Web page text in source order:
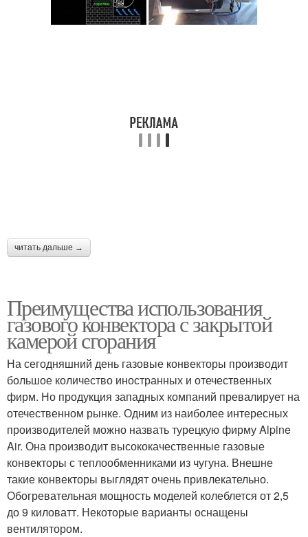
читать дальше →
Преимущества использования
газового конвектора с закрытой
камерой сгорания
На сегодняшний день газовые конвекторы производит
большое количество иностранных и отечественных
фирм. Но продукция западных компаний превалирует на
отечественном рынке. Одним из наиболее интересных
производителей можно назвать турецкую фирму Alpine
Air. Она производит высококачественные газовые
конвекторы с теплообменниками из чугуна. Внешне
такие конвекторы выглядят очень привлекательно.
Обогревательная мощность моделей колеблется от 2,5
до 9 киловатт. Некоторые варианты оснащены
вентилятором.